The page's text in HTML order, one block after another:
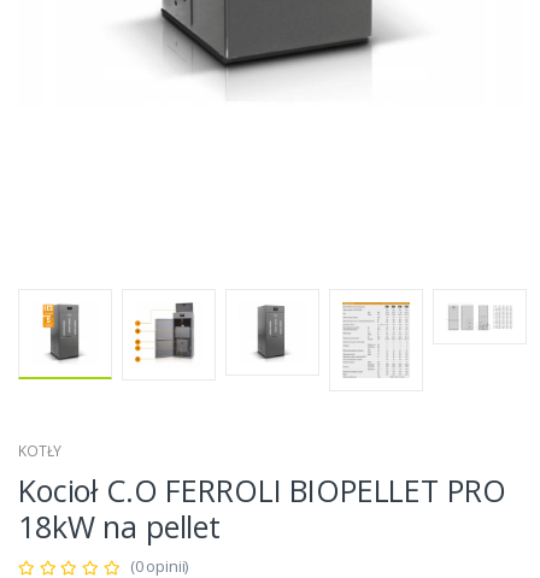
KOTŁY
Kocioł C.O FERROLI BIOPELLET PRO
18kW na pellet
(0 opinii)